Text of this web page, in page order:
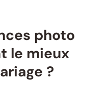
photo
le mieux
?